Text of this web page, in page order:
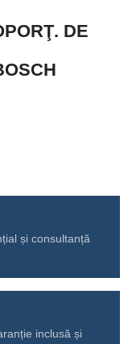
DE
și consultanță
inclusă și